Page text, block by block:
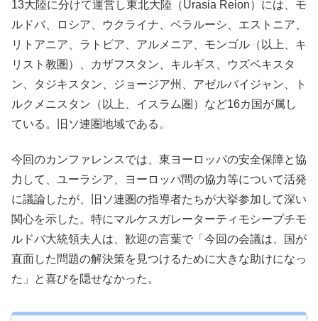
13大陸に分けて運営し東北大陸（Urasia Reion）には、モ
ルドバ、ロシア、ウクライナ、ベラルーシ、エストニア、
リトアニア、ラトビア、アルメニア、モンゴル（以上、キ
リスト教圏）、カザフスタン、キルギス、ウズベキスタ
ン、タジキスタン、ジョージア州、アゼルバイジャン、ト
ルクメニスタン（以上、イスラム圏）など16カ国が属し
ている。旧ソ連圏地域である。
今回のカンファレンスでは、東ヨーロッパの安全保障と協
力して、ユーラシア、ヨーロッパ間の協力等について活発
に議論したが、旧ソ連圏の指導者たちが大挙参加して深い
関心を示した。特にマルケスガレーターティモシープチモ
ルドバ大統領夫人は、歓迎の言葉で「今回の会議は、国が
直面した問題の解決策を見つけるために大きな助けになっ
た」と喜びを隠せなかった。